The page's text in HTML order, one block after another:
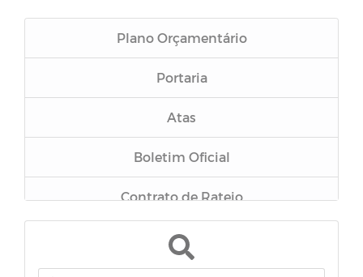
Plano Orçamentário
Portaria
Atas
Boletim Oficial
Contrato de Rateio
Relatório de Gestão Fiscal